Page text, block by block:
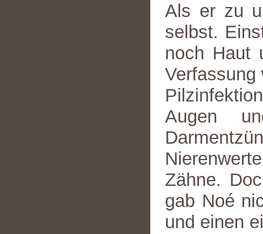
Als er zu
selbst.
noch Haut
Verfassung
Augen
Zähne.
gab Noé
und einen